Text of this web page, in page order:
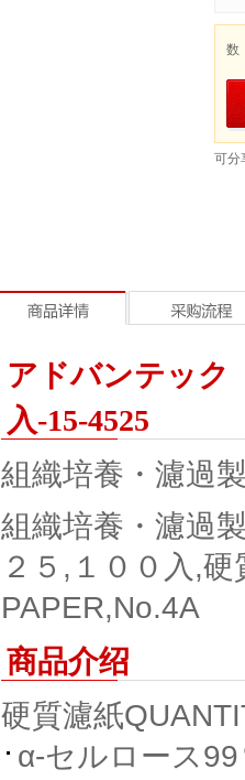
数
可分
アドバンテッ
入-15-4525
組織培養・濾過
組織培養・濾過
２５,１００入,
PAPER,No.4A
商品介绍
硬質濾紙
α-セルロース